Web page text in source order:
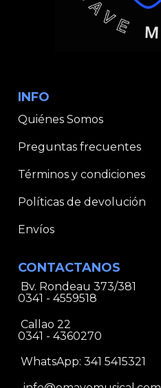
INFO
Quiénes Somos
Preguntas frecuentes
Términos y condiciones
Políticas de devolución
Envíos
CONTACTANOS
Bv. Rondeau 373/381
0341 - 4559518
Callao 22
0341 - 4360270
WhatsApp: 341 5415321